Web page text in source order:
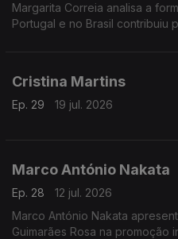
Margarita Correia analisa a
Portugal e no Brasil contribuiu
Cristina Martins
Ep. 29 19 jul. 2026
Marco António Nakata
Ep. 28
12 jul. 2026
Marco António Nakata
Guimarães Rosa na promoção